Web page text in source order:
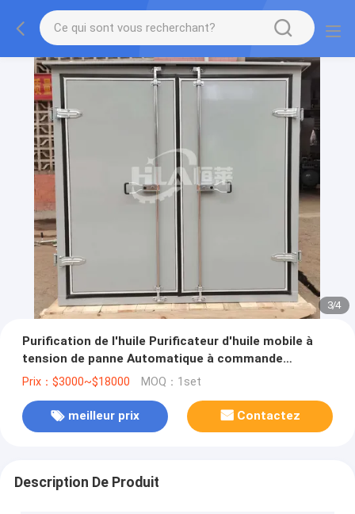
3/4
Purification de l'huile Purificateur d'huile mobile à
tension de panne Automatique à commande
manuelle Plage de température de l'huile 20°C 80°C
Prix：$3000~$18000 MOQ：1set
meilleur prix Contactez
Description De Produit